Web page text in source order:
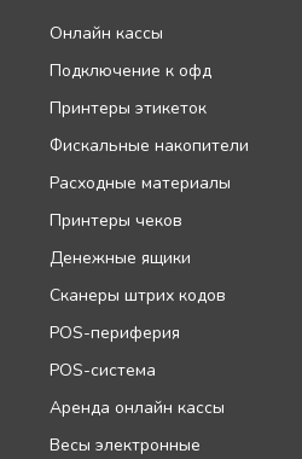
Онлайн кассы
Подключение к офд
Принтеры этикеток
Фискальные накопители
Расходные материалы
Принтеры чеков
Денежные ящики
Сканеры штрих кодов
POS-периферия
POS-система
Аренда онлайн кассы
Весы электронные